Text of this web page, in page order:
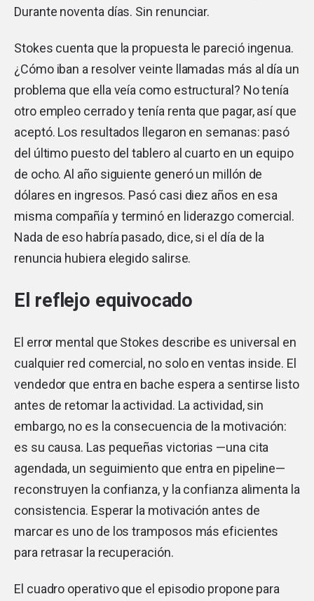
Durante noventa días. Sin renunciar.
Stokes cuenta que la propuesta le pareció ingenua.
¿Cómo iban a resolver veinte llamadas más al día un
problema que ella veía como estructural? No tenía
otro empleo cerrado y tenía renta que pagar, así que
aceptó. Los resultados llegaron en semanas: pasó
del último puesto del tablero al cuarto en un equipo
de ocho. Al año siguiente generó un millón de
dólares en ingresos. Pasó casi diez años en esa
misma compañía y terminó en liderazgo comercial.
Nada de eso habría pasado, dice, si el día de la
renuncia hubiera elegido salirse.
El reflejo equivocado
El error mental que Stokes describe es universal en
cualquier red comercial, no solo en ventas inside. El
vendedor que entra en bache espera a sentirse listo
antes de retomar la actividad. La actividad, sin
embargo, no es la consecuencia de la motivación:
es su causa. Las pequeñas victorias —una cita
agendada, un seguimiento que entra en pipeline—
reconstruyen la confianza, y la confianza alimenta la
consistencia. Esperar la motivación antes de
marcar es uno de los tramposos más eficientes
para retrasar la recuperación.
El cuadro operativo que el episodio propone para